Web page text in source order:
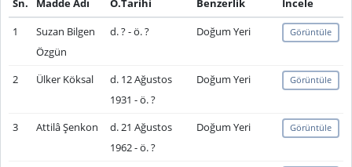
Sn. Madde Adı
Ö.Tarihi
Benzerlik
İncele
1
Suzan Bilgen
Özgün
d. ? - ö. ? Doğum Yeri Görüntüle
2 Ülker Köksal
d. 12 Ağustos
1931 - ö. ?
Doğum Yeri Görüntüle
3 Attilâ Şenkon
d. 21 Ağustos
1962 - ö. ?
Doğum Yeri Görüntüle